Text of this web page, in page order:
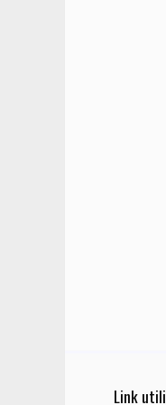
Link utili